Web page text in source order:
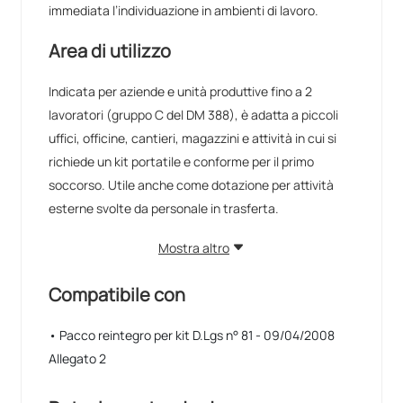
immediata l’individuazione in ambienti di lavoro.
Area di utilizzo
Indicata per aziende e unità produttive fino a 2
lavoratori (gruppo C del DM 388), è adatta a piccoli
uffici, officine, cantieri, magazzini e attività in cui si
richiede un kit portatile e conforme per il primo
soccorso. Utile anche come dotazione per attività
esterne svolte da personale in trasferta.
Mostra altro
Compatibile con
• Pacco reintegro per kit D.Lgs n° 81 - 09/04/2008
Allegato 2